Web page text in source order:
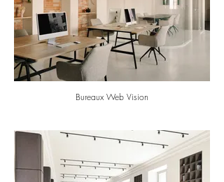
Bureaux Web Vision